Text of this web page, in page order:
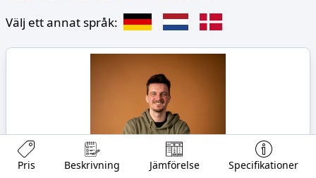
Pris Beskrivning Jämförelse Specifikationer
Välj ett annat språk: